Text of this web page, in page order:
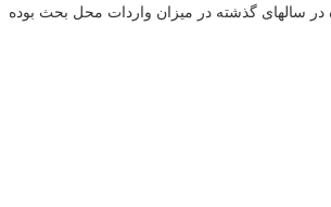
در سالهای گذشته در میزان واردات محل بحث بوده